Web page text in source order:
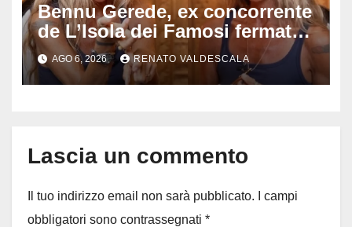
Bennu Gerede, ex concorrente
de L’Isola dei Famosi fermata
dopo una diretta: cosa ha
mostrato e perché ora rischia
un processo
AGO 6, 2026 RENATO VALDESCALA
Lascia un commento
Il tuo indirizzo email non sarà pubblicato.
I campi
obbligatori sono contrassegnati *